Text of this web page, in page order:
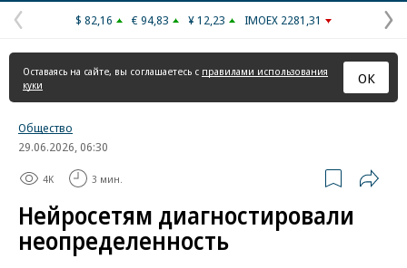
Предыдущая
страница
$ 82,16 € 94,83 ¥ 12,23 IMOEX 2281,31
Оставаясь на сайте, вы соглашаетесь с правилами использования
куки
ОК
Общество
29.06.2026, 06:30
4K 3 мин.
Нейросетям диагностировали
неопределенность